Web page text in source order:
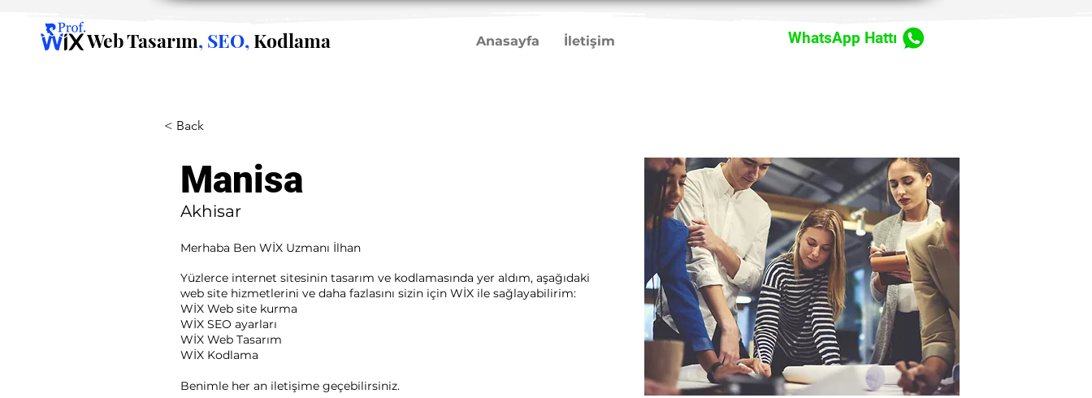
Web Tasarım, SEO,Kodlama Anasayfa İletişim WhatsApp Hattı
< Back
Manisa
Akhisar
Merhaba Ben WİX Uzmanı İlhan
Yüzlerce internet sitesinin tasarım ve kodlamasında yer aldım, aşağıdaki
web site hizmetlerini ve daha fazlasını sizin için WİX ile sağlayabilirim:​ ​
WİX Web site kurma
WİX SEO ayarları
WİX Web Tasarım
WİX Kodlama ​
Benimle her an iletişime geçebilirsiniz.